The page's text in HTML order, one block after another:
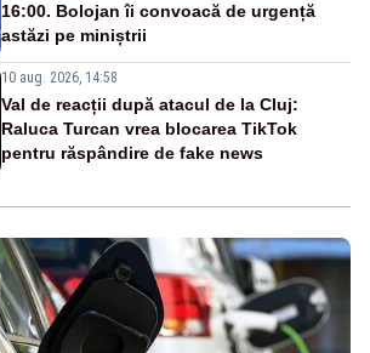
16:00. Bolojan îi convoacă de urgență
astăzi pe miniștrii
10 aug. 2026, 14:58
Val de reacții după atacul de la Cluj:
Raluca Turcan vrea blocarea TikTok
pentru răspândire de fake news